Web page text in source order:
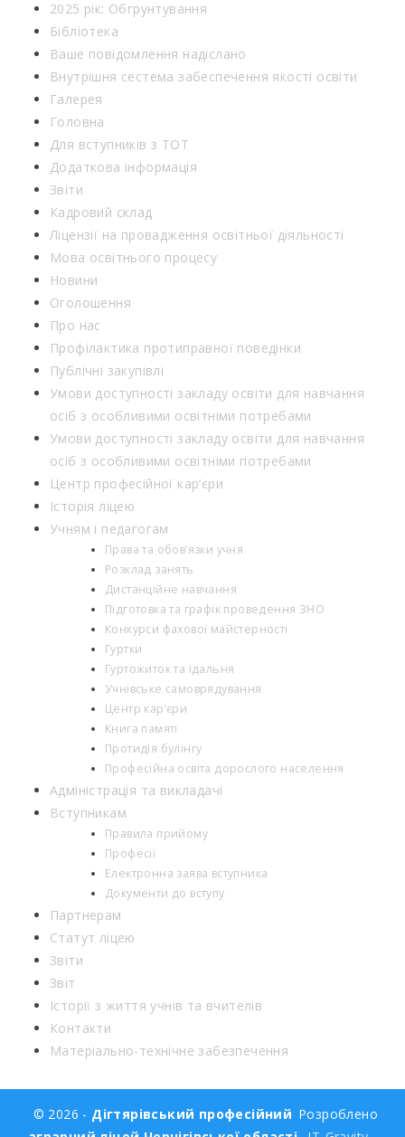
2025 рік: Обгрунтування
Бібліотека
Ваше повідомлення надіслано
Внутрішня сестема забеспечення якості освіти
Галерея
Головна
Для вступників з ТОТ
Додаткова інформація
Звіти
Кадровий склад
Ліцензії на провадження освітньої діяльності
Мова освітнього процесу
Новини
Оголошення
Про нас
Профілактика протиправної поведінки
Публічні закупівлі
Умови доступності закладу освіти для навчання
осіб з особливими освітніми потребами
Умови доступності закладу освіти для навчання
осіб з особливими освітніми потребами
Центр професійної кар’єри
Історія ліцею
Учням і педагогам
Права та обов’язки учня
Розклад занять
Дистанційне навчання
Підготовка та графік проведення ЗНО
Конкурси фахової майстерності
Гуртки
Гуртожиток та їдальня
Учнівське самоврядування
Центр кар’єри
Книга памяті
Протидія булінгу
Професійна освіта дорослого населення
Адміністрація та викладачі
Вступникам
Правила прийому
Професії
Електронна заява вступника
Документи до вступу
Партнерам
Статут ліцею
Звіти
Звіт
Історії з життя учнів та вчителів
Контакти
Матеріально-технічне забезпечення
© 2026 - Дігтярівський професійний Розроблено